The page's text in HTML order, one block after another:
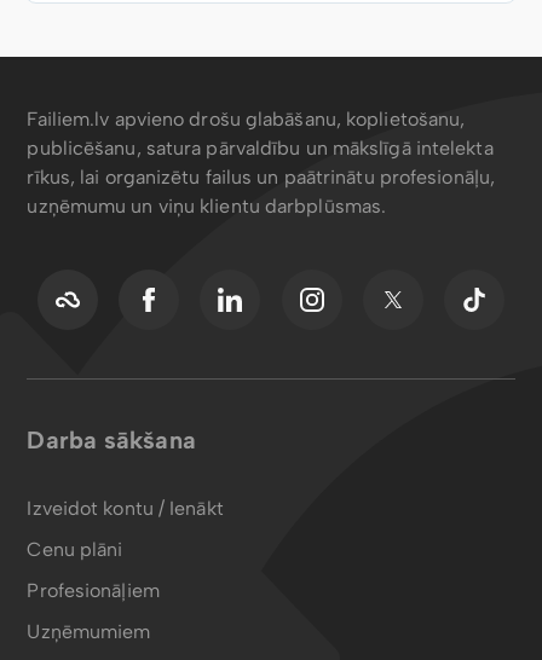
Failiem.lv apvieno drošu glabāšanu, koplietošanu,
publicēšanu, satura pārvaldību un mākslīgā intelekta
rīkus, lai organizētu failus un paātrinātu profesionāļu,
uzņēmumu un viņu klientu darbplūsmas.
Darba sākšana
Izveidot kontu / Ienākt
Cenu plāni
Profesionāļiem
Uzņēmumiem